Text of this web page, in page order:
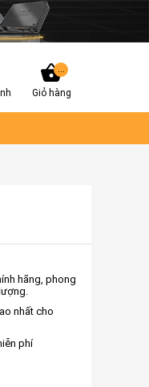
Giỏ hàng
hãng, phong
nhất cho
phí